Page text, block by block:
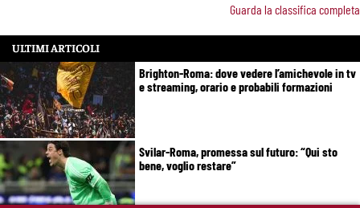
Guarda la classifica completa
ULTIMI ARTICOLI
Brighton-Roma: dove vedere l’amichevole in tv
e streaming, orario e probabili formazioni
Svilar-Roma, promessa sul futuro: “Qui sto
bene, voglio restare”